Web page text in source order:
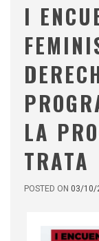
I
LA
TRATA
POSTED ON 03/10/